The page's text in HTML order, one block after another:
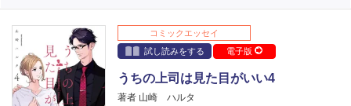
コミックエッセイ
試し読みをする
電子版
うちの上司は見た目がいい4
著者 山崎 ハルタ